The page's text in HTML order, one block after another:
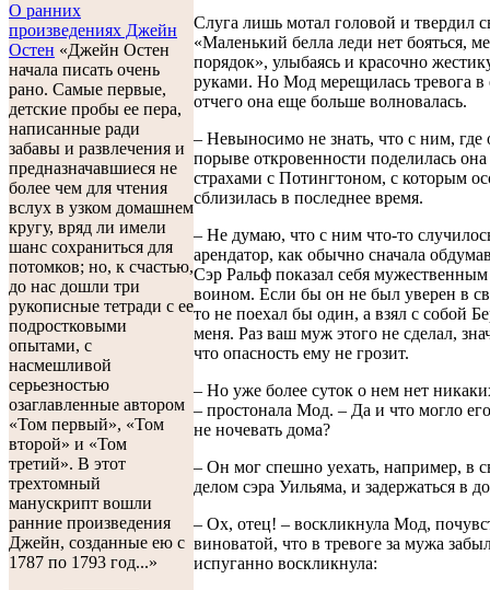
О ранних
произведениях Джейн
Остен «Джейн Остен
начала писать очень
рано. Самые первые,
детские пробы ее пера,
написанные ради
забавы и развлечения и
предназначавшиеся не
более чем для чтения
вслух в узком домашнем
кругу, вряд ли имели
шанс сохраниться для
потомков; но, к счастью,
до нас дошли три
рукописные тетради с ее
подростковыми
опытами, с
насмешливой
серьезностью
озаглавленные автором
«Том первый», «Том
второй» и «Том
третий». В этот
трехтомный
манускрипт вошли
ранние произведения
Джейн, созданные ею с
1787 по 1793 год...»
Слуга лишь мотал головой и твердил
«Маленький белла леди нет бояться,
порядок», улыбаясь и красочно
руками. Но Мод мерещилась тревога в
отчего она еще больше волновалась.
– Невыносимо не знать, что с ним, где
порыве откровенности поделилась
страхами с Потингтоном, с которым
сблизилась в последнее время.
– Не думаю, что с ним что-то
арендатор, как обычно сначала
Сэр Ральф показал себя
воином. Если бы он не был уверен в
то не поехал бы один, а взял с собой
меня. Раз ваш муж этого не сделал,
что опасность ему не грозит.
– Но уже более суток о нем нет
– простонала Мод. – Да и что могло
не ночевать дома?
– Он мог спешно уехать, например, в
делом сэра Уильяма, и задержаться в
– Ох, отец! – воскликнула Мод,
виноватой, что в тревоге за мужа
испуганно воскликнула: